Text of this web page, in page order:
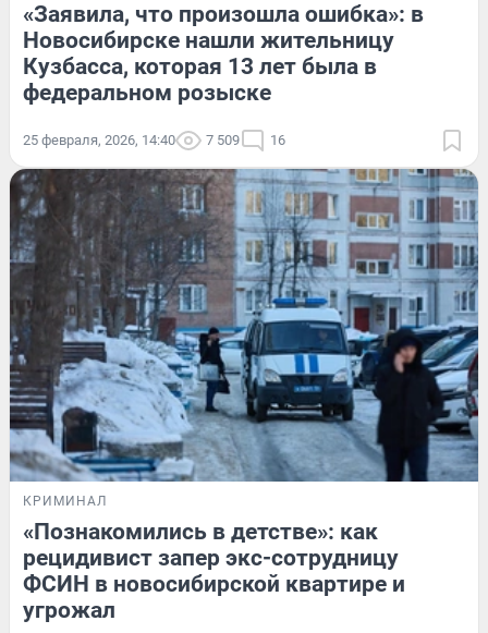
«Заявила, что произошла ошибка»: в
Новосибирске нашли жительницу
Кузбасса, которая 13 лет была в
федеральном розыске
25 февраля, 2026, 14:40 7 509 16
КРИМИНАЛ
«Познакомились в детстве»: как
рецидивист запер экс-сотрудницу
ФСИН в новосибирской квартире и
угрожал